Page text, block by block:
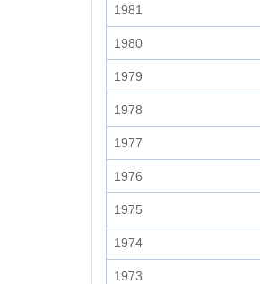
1981
1980
1979
1978
1977
1976
1975
1974
1973